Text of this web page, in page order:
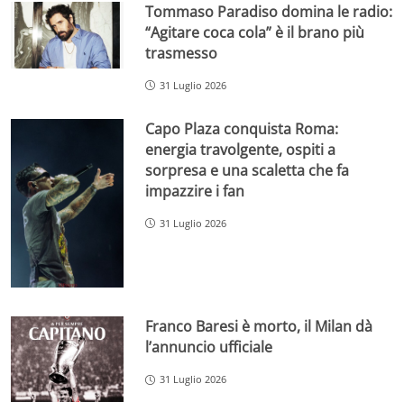
Tommaso Paradiso domina le radio:
“Agitare coca cola” è il brano più
trasmesso
31 Luglio 2026
Capo Plaza conquista Roma:
energia travolgente, ospiti a
sorpresa e una scaletta che fa
impazzire i fan
31 Luglio 2026
Franco Baresi è morto, il Milan dà
l’annuncio ufficiale
31 Luglio 2026